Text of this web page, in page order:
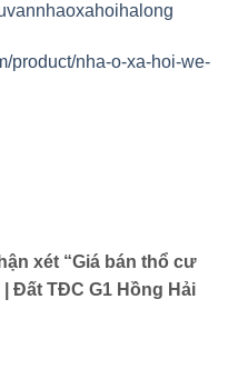
product/nha-o-xa-hoi-we-
xét “Giá bán thổ cư
Đất TĐC G1 Hồng Hải